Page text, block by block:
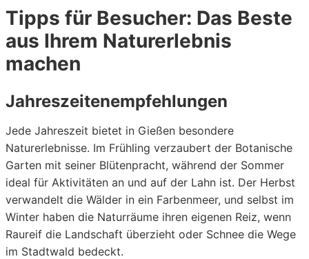
Tipps für Besucher: Das Beste
aus Ihrem Naturerlebnis
machen
Jahreszeitenempfehlungen
Jede Jahreszeit bietet in Gießen besondere
Naturerlebnisse. Im Frühling verzaubert der Botanische
Garten mit seiner Blütenpracht, während der Sommer
ideal für Aktivitäten an und auf der Lahn ist. Der Herbst
verwandelt die Wälder in ein Farbenmeer, und selbst im
Winter haben die Naturräume ihren eigenen Reiz, wenn
Raureif die Landschaft überzieht oder Schnee die Wege
im Stadtwald bedeckt.